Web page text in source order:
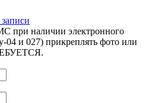
при наличии электронного
04 и 027) прикреплять фото или